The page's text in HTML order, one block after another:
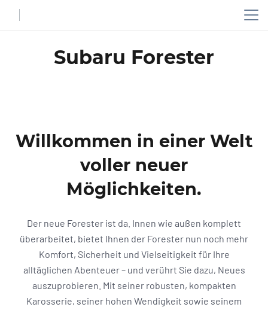
Subaru Forester
Willkommen in einer Welt
voller neuer
Möglichkeiten.
Der neue Forester ist da. Innen wie außen komplett
überarbeitet, bietet Ihnen der Forester nun noch mehr
Komfort, Sicherheit und Vielseitigkeit für Ihre
alltäglichen Abenteuer – und verührt Sie dazu, Neues
auszuprobieren. Mit seiner robusten, kompakten
Karosserie, seiner hohen Wendigkeit sowie seinem